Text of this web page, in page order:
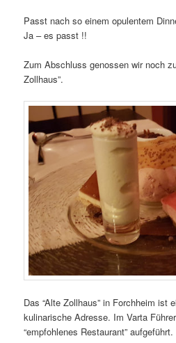
Passt nach so einem opulentem
Ja – es passt !!
Zum Abschluss genossen wir noch
Zollhaus”.
Das “Alte Zollhaus” in Forchheim ist
kulinarische Adresse. Im Varta
“empfohlenes Restaurant” aufgeführt.